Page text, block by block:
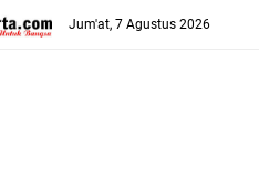
Jum'at, 7 Agustus 2026